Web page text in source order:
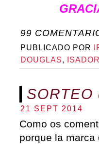
99
PUBLICADO POR
DOUGLAS,
21 SEPT 2014
Como os
porque la